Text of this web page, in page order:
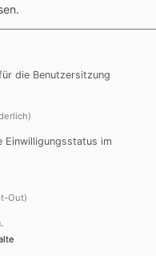
2022, Öl auf Leinwand)
40 Werke
wird die Vielfalt der
Kunst
der
die Benutzersitzung
Einwilligungsstatus im
Out)